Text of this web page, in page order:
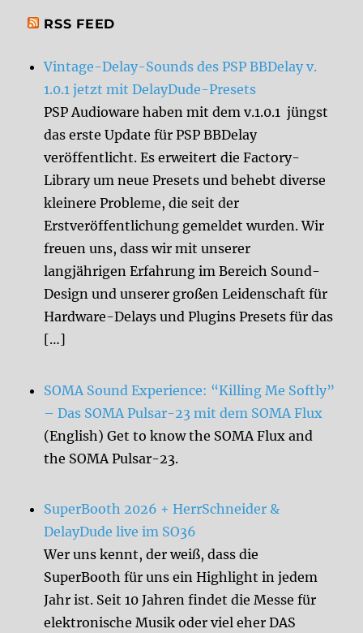
RSS FEED
Vintage-Delay-Sounds des PSP BBDelay v.
1.0.1 jetzt mit DelayDude-Presets
PSP Audioware haben mit dem v.1.0.1 jüngst
das erste Update für PSP BBDelay
veröffentlicht. Es erweitert die Factory-
Library um neue Presets und behebt diverse
kleinere Probleme, die seit der
Erstveröffentlichung gemeldet wurden. Wir
freuen uns, dass wir mit unserer
langjährigen Erfahrung im Bereich Sound-
Design und unserer großen Leidenschaft für
Hardware-Delays und Plugins Presets für das
[…]
SOMA Sound Experience: “Killing Me Softly”
– Das SOMA Pulsar-23 mit dem SOMA Flux
(English) Get to know the SOMA Flux and
the SOMA Pulsar-23.
SuperBooth 2026 + HerrSchneider &
DelayDude live im SO36
Wer uns kennt, der weiß, dass die
SuperBooth für uns ein Highlight in jedem
Jahr ist. Seit 10 Jahren findet die Messe für
elektronische Musik oder viel eher DAS